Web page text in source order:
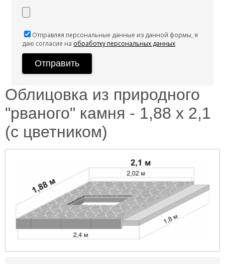
Отправляя персональные данные из данной формы, я
даю согласие на обработку персональных данных
Облицовка из природного
"рваного" камня - 1,88 х 2,1
(с цветником)